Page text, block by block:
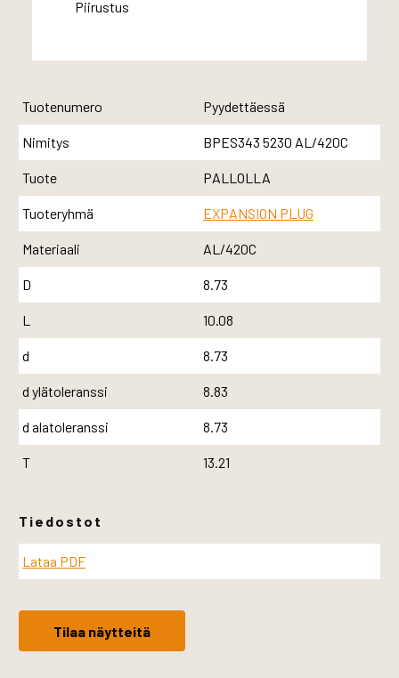
Tuotenumero Pyydettäessä
Nimitys BPES343 5230 AL/420C
Tuote PALLOLLA
Tuoteryhmä EXPANSION PLUG
Materiaali AL/420C
D 8.73
L 10.08
d 8.73
d ylätoleranssi 8.83
d alatoleranssi 8.73
T 13.21
Tiedostot
Lataa PDF
Tilaa näytteitä